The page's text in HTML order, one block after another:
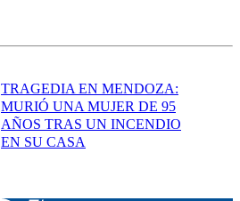
TRAGEDIA EN MENDOZA:
MURIÓ UNA MUJER DE 95
AÑOS TRAS UN INCENDIO
EN SU CASA